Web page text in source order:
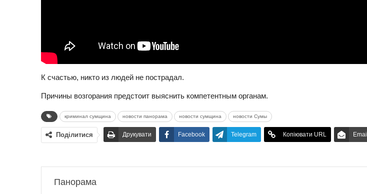
К счастью, никто из людей не пострадал.
Причины возгорания предстоит выяснить компетентным органам.
криминал сумщина новости панорама новости сумщина новости Сумы
Поділитися Друкувати Facebook Telegram Копіювати URL Email
Панорама